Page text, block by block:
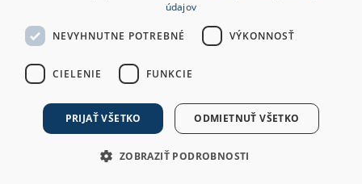
údajov
NEVYHNUTNE POTREBNÉ VÝKONNOSŤ
CIELENIE FUNKCIE
PRIJAŤ VŠETKO ODMIETNUŤ VŠETKO
ZOBRAZIŤ PODROBNOSTI